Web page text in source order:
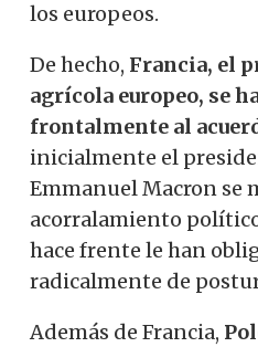
los europeos.
De hecho, Francia, el
agrícola europeo, se
frontalmente al
inicialmente el
Emmanuel Macron se
acorralamiento
hace frente le han
radicalmente de
Además de Francia,